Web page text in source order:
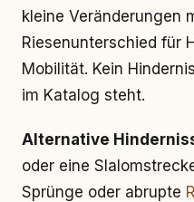
kleine Veränderungen
Riesenunterschied für
Mobilität. Kein
im Katalog steht.
Alternative
oder eine
Sprünge oder abrupte